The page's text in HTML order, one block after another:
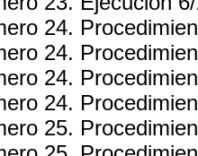
24.
24.
24.
24.
25.